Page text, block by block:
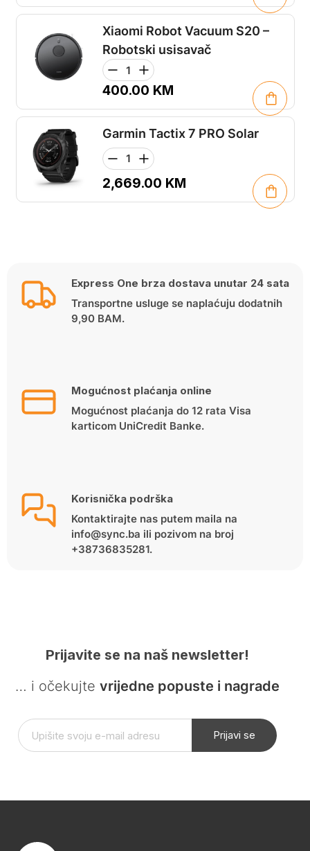
Xiaomi Robot Vacuum S20 –
Robotski usisavač
400.00 KM
Garmin Tactix 7 PRO Solar
2,669.00 KM
Express One brza dostava unutar 24 sata
Transportne usluge se naplaćuju dodatnih
9,90 BAM.
Mogućnost plaćanja online
Mogućnost plaćanja do 12 rata Visa
karticom UniCredit Banke.
Korisnička podrška
Kontaktirajte nas putem maila na
info@sync.ba ili pozivom na broj
+38736835281.
Prijavite se na naš newsletter!
… i očekujte vrijedne popuste i nagrade
Prijavi se